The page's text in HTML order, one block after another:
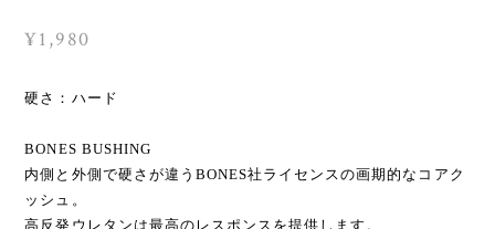
¥1,980
硬さ：ハード
BONES BUSHING
内側と外側で硬さが違うBONES社ライセンスの画期的なコアク
ッシュ。
高反発ウレタンは最高のレスポンスを提供します。